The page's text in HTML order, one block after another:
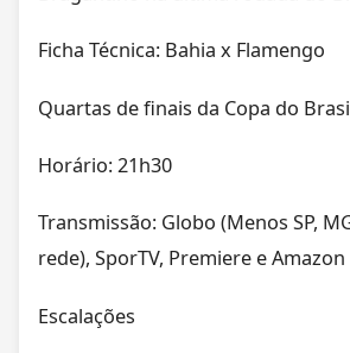
Ficha Técnica: Bahia x Flamengo
Quartas de finais da Copa do
Horário: 21h30
Transmissão: Globo (Menos SP,
rede), SporTV, Premiere e
Escalações